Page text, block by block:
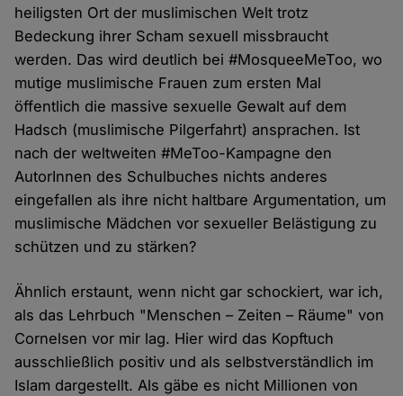
heiligsten Ort der muslimischen Welt trotz
Bedeckung ihrer Scham sexuell missbraucht
werden. Das wird deutlich bei #MosqueeMeToo, wo
mutige muslimische Frauen zum ersten Mal
öffentlich die massive sexuelle Gewalt auf dem
Hadsch (muslimische Pilgerfahrt) ansprachen. Ist
nach der weltweiten #MeToo-Kampagne den
AutorInnen des Schulbuches nichts anderes
eingefallen als ihre nicht haltbare Argumentation, um
muslimische Mädchen vor sexueller Belästigung zu
schützen und zu stärken?
Ähnlich erstaunt, wenn nicht gar schockiert, war ich,
als das Lehrbuch "Menschen – Zeiten – Räume" von
Cornelsen vor mir lag. Hier wird das Kopftuch
ausschließlich positiv und als selbstverständlich im
Islam dargestellt. Als gäbe es nicht Millionen von